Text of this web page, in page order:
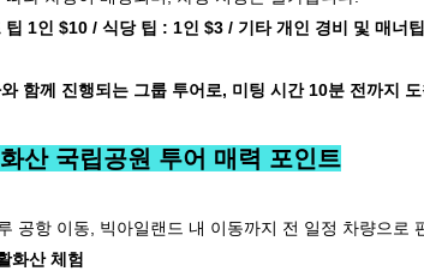
팁 1인 $10 / 식당 팁 : 1인 $3 / 기타 개인 경비 및 매너팁
함께 진행되는 그룹 투어로, 미팅 시간 10분 전까지
산 국립공원 투어 매력 포인트
공항 이동, 빅아일랜드 내 이동까지 전 일정 차량으로
화산 체험